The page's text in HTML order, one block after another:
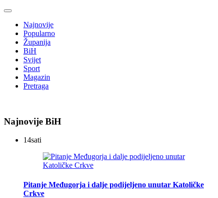
Najnovije
Popularno
Županija
BiH
Svijet
Sport
Magazin
Pretraga
Najnovije BiH
14sati
Pitanje Međugorja i dalje podijeljeno unutar Katoličke
Crkve